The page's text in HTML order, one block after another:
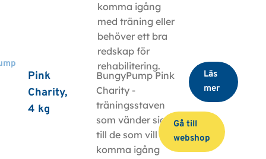
komma igång
med träning eller
behöver ett bra
redskap för
rehabilitering.
Pink
Charity,
4 kg
BungyPump Pink
Charity -
träningsstaven
som vänder sig
till de som vill
komma igång
Läs
mer
Gå till
webshop